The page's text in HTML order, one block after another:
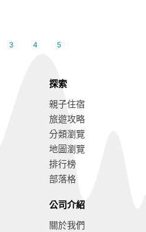
3 4 5
探索
親子住宿
旅遊攻略
分類瀏覽
地圖瀏覽
排行榜
部落格
公司介紹
關於我們